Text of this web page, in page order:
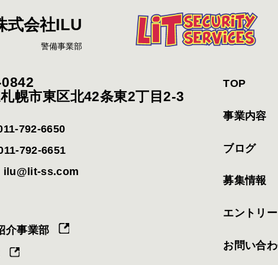
式会社ILU
警備事業部
幌市東区北42条東2丁目2-3
792-6650
792-6651
ilu@lit-ss.com
介事業部
TOP
事業内容
ブログ
募集情報
エントリー
お問い合